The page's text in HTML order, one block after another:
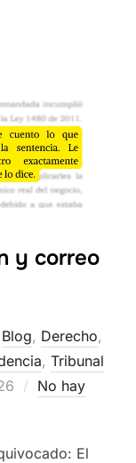
y correo
Blog, Derecho,
, Tribunal
No hay
El